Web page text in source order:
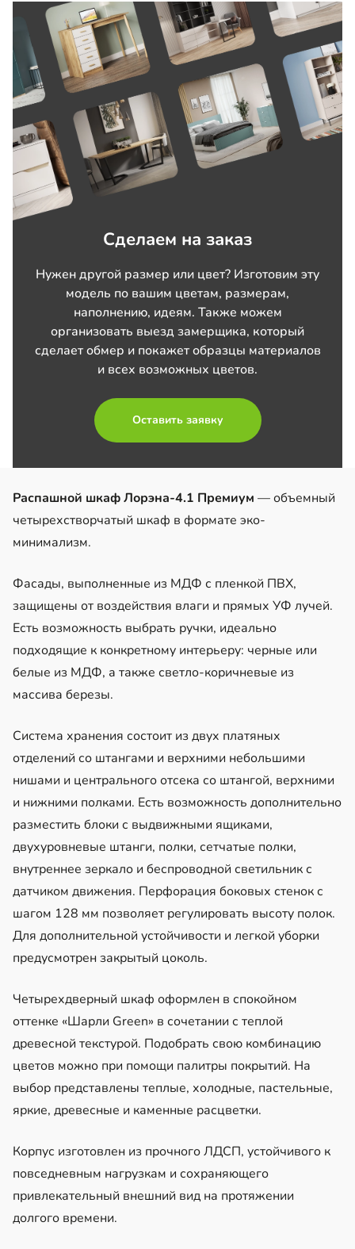
Сделаем на заказ
Нужен другой размер или цвет? Изготовим эту
модель по вашим цветам, размерам,
наполнению, идеям. Также можем
организовать выезд замерщика, который
сделает обмер и покажет образцы материалов
и всех возможных цветов.
Оставить заявку
Распашной шкаф Лорэна-4.1 Премиум — объемный
четырехстворчатый шкаф в формате эко-
минимализм.
Фасады, выполненные из МДФ с пленкой ПВХ,
защищены от воздействия влаги и прямых УФ лучей.
Есть возможность выбрать ручки, идеально
подходящие к конкретному интерьеру: черные или
белые из МДФ, а также светло-коричневые из
массива березы.
Система хранения состоит из двух платяных
отделений со штангами и верхними небольшими
нишами и центрального отсека со штангой, верхними
и нижними полками. Есть возможность дополнительно
разместить блоки с выдвижными ящиками,
двухуровневые штанги, полки, сетчатые полки,
внутреннее зеркало и беспроводной светильник с
датчиком движения. Перфорация боковых стенок с
шагом 128 мм позволяет регулировать высоту полок.
Для дополнительной устойчивости и легкой уборки
предусмотрен закрытый цоколь.
Четырехдверный шкаф оформлен в спокойном
оттенке «Шарли Green» в сочетании с теплой
древесной текстурой. Подобрать свою комбинацию
цветов можно при помощи палитры покрытий. На
выбор представлены теплые, холодные, пастельные,
яркие, древесные и каменные расцветки.
Корпус изготовлен из прочного ЛДСП, устойчивого к
повседневным нагрузкам и сохраняющего
привлекательный внешний вид на протяжении
долгого времени.